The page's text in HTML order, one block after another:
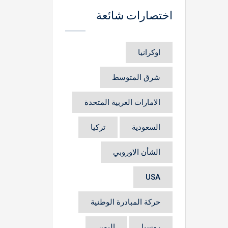
مؤتمر المسيحيين
البحث وفقا للسعر
اختصارات شائعة
اوكرانيا
شرق المتوسط
الامارات العربية المتحدة
السعودية تركيا
الشأن الاوروبي
USA
حركة المبادرة الوطنية